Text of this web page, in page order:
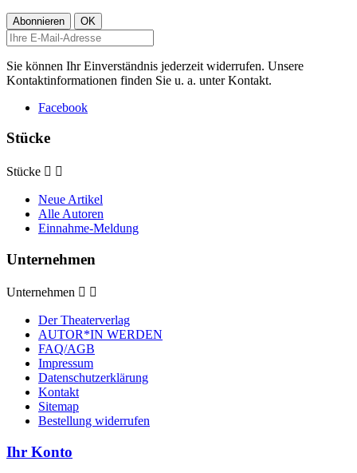
Sie können Ihr Einverständnis jederzeit widerrufen. Unsere
Kontaktinformationen finden Sie u. a. unter Kontakt.
Facebook
Stücke
Stücke  
Neue Artikel
Alle Autoren
Einnahme-Meldung
Unternehmen
Unternehmen  
Der Theaterverlag
AUTOR*IN WERDEN
FAQ/AGB
Impressum
Datenschutzerklärung
Kontakt
Sitemap
Bestellung widerrufen
Ihr Konto